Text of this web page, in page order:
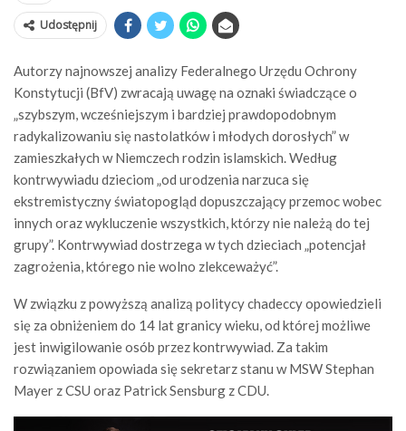
Udostępnij
Autorzy najnowszej analizy Federalnego Urzędu Ochrony
Konstytucji (BfV) zwracają uwagę na oznaki świadczące o
„szybszym, wcześniejszym i bardziej prawdopodobnym
radykalizowaniu się nastolatków i młodych dorosłych” w
zamieszkałych w Niemczech rodzin islamskich. Według
kontrwywiadu dzieciom „od urodzenia narzuca się
ekstremistyczny światopogląd dopuszczający przemoc wobec
innych oraz wykluczenie wszystkich, którzy nie należą do tej
grupy”. Kontrwywiad dostrzega w tych dzieciach „potencjał
zagrożenia, którego nie wolno zlekceważyć”.
W związku z powyższą analizą politycy chadeccy opowiedzieli
się za obniżeniem do 14 lat granicy wieku, od której możliwe
jest inwigilowanie osób przez kontrwywiad. Za takim
rozwiązaniem opowiada się sekretarz stanu w MSW Stephan
Mayer z CSU oraz Patrick Sensburg z CDU.